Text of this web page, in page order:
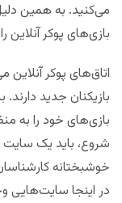
می‌کنید. به همین
بازی‌های پوکر آنلاین
اتاق‌های پوکر
بازیکنان جدید
بازی‌های خود را به
شروع، باید یک سایت
خوشبختانه
در اینجا سایت‌هایی